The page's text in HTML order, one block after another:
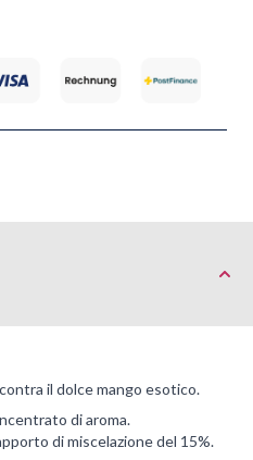
il dolce mango esotico.
di aroma.
di miscelazione del 15%.